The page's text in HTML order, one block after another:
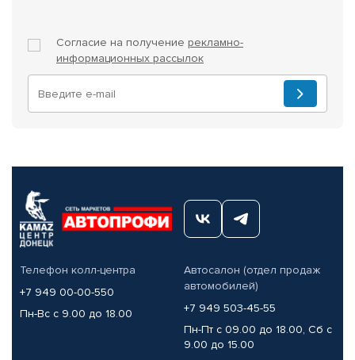
Согласие на получение рекламно-
информационных рассылок
Телефон колл-центра
+7 949 00-00-550
Пн-Вс с 9.00 до 18.00
Автосалон (отдел продаж
автомобилей)
+7 949 503-45-55
Пн-Пт с 09.00 до 18.00, Сб с
9.00 до 15.00